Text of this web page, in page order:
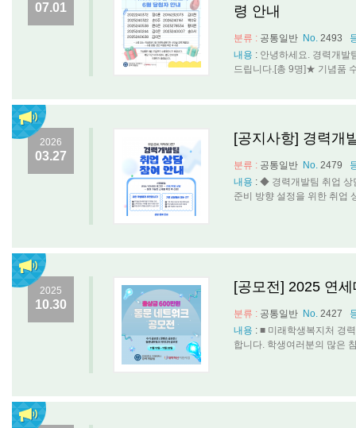
07.01
령 안내
분류 : 공통일반 No. 2493
내용 : 안녕하세요. 경력개발
드립니다.[총 9명]★ 기념품
2026
03.27
[공지사항] 경력개
분류 : 공통일반 No. 2479
내용 : ◆ 경력개발팀 취업 상
준비 방향 설정을 위한 취업
2025
10.30
[공모전] 2025 연
분류 : 공통일반 No. 2427
내용 : ■ 미래학생복지처 경
합니다. 학생여러분의 많은